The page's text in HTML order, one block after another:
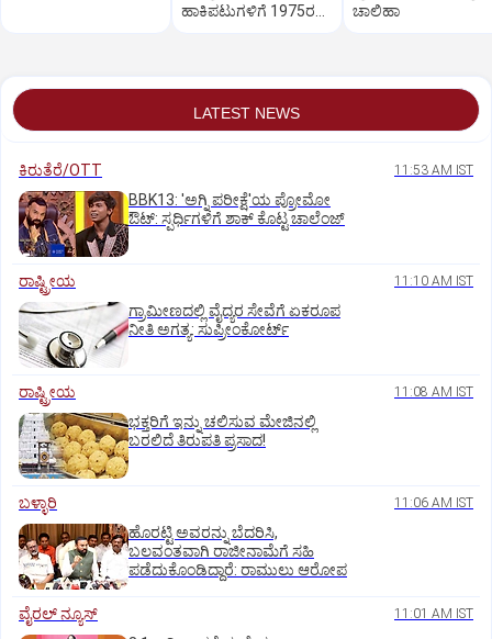
ಹಾಕಿಪಟುಗಳಿಗೆ 1975ರ
ಚಾಲಿಹಾ
LATEST NEWS
ಕಿರುತೆರೆ/OTT 11:53 AM IST
BBK13: 'ಅಗ್ನಿ ಪರೀಕ್ಷೆ'ಯ ಪ್ರೋಮೋ
ಔಟ್: ಸ್ಪರ್ಧಿಗಳಿಗೆ ಶಾಕ್ ಕೊಟ್ಟ ಚಾಲೆಂಜ್
ರಾಷ್ಟ್ರೀಯ 11:10 AM IST
ಗ್ರಾಮೀಣದಲ್ಲಿ ವೈದ್ಯರ ಸೇವೆಗೆ ಏಕರೂಪ
ನೀತಿ ಅಗತ್ಯ: ಸುಪ್ರೀಂಕೋರ್ಟ್‌
ರಾಷ್ಟ್ರೀಯ 11:08 AM IST
ಭಕ್ತರಿಗೆ ಇನ್ನು ಚಲಿಸುವ ಮೇಜಿನಲ್ಲಿ
ಬರಲಿದೆ ತಿರುಪತಿ ಪ್ರಸಾದ!
ಬಳ್ಳಾರಿ 11:06 AM IST
ಹೊರಟ್ಟಿ ಅವರನ್ನು ಬೆದರಿಸಿ,
ಬಲವಂತವಾಗಿ ರಾಜೀನಾಮೆಗೆ ಸಹಿ
ಪಡೆದುಕೊಂಡಿದ್ದಾರೆ: ರಾಮುಲು ಆರೋಪ
ವೈರಲ್ ನ್ಯೂಸ್ 11:01 AM IST